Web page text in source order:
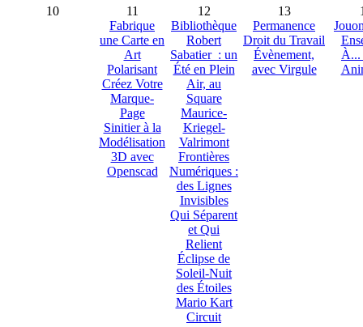
10
11
Fabrique
une Carte en
Art
Polarisant
Créez Votre
Marque-
Page
Sinitier à la
Modélisation
3D avec
Openscad
12
Bibliothèque
Robert
Sabatier : un
Été en Plein
Air, au
Square
Maurice-
Kriegel-
Valrimont
Frontières
Numériques :
des Lignes
Invisibles
Qui Séparent
et Qui
Relient
Éclipse de
Soleil-Nuit
des Étoiles
Mario Kart
Circuit
13
Permanence
Droit du Travail
Évènement,
avec Virgule
À...